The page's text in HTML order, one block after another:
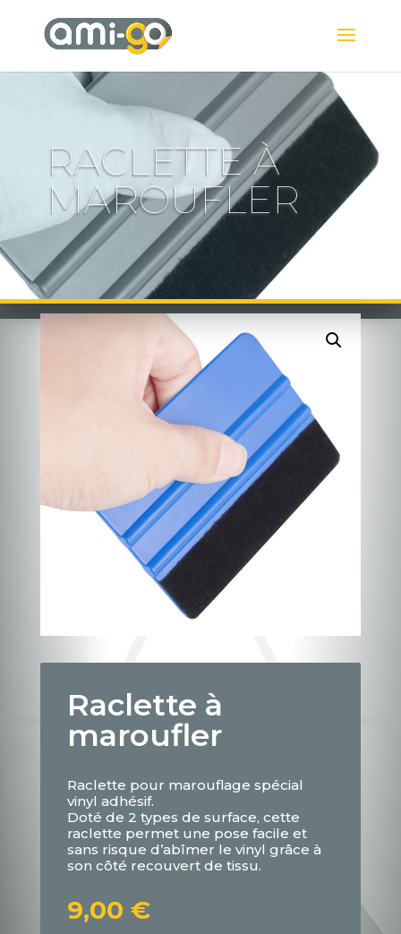
RACLETTE À
MAROUFLER
Raclette à
maroufler
Raclette pour marouflage spécial
vinyl adhésif.
Doté de 2 types de surface, cette
raclette permet une pose facile et
sans risque d’abîmer le vinyl grâce à
son côté recouvert de tissu.
9,00 €